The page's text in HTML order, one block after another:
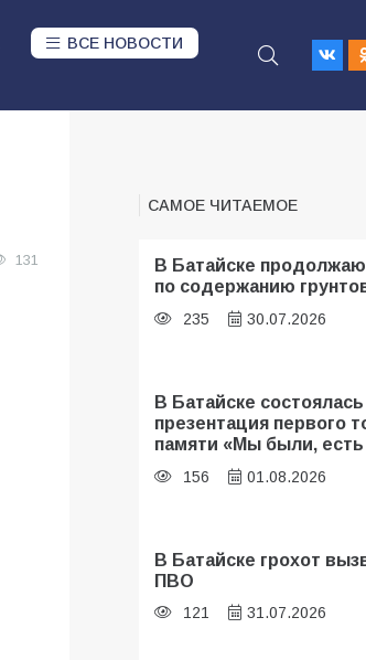
ВСЕ НОВОСТИ
131
САМОЕ ЧИТАЕМОЕ
В Батайске
по содержанию
235 30.07.2026
В Батайске состоялась
презентация первого
памяти «Мы были,
156 01.08.2026
В Батайске грохот
ПВО
121 31.07.2026